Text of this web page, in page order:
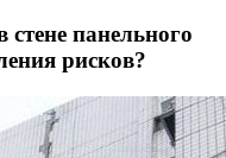
панельного
рисков?